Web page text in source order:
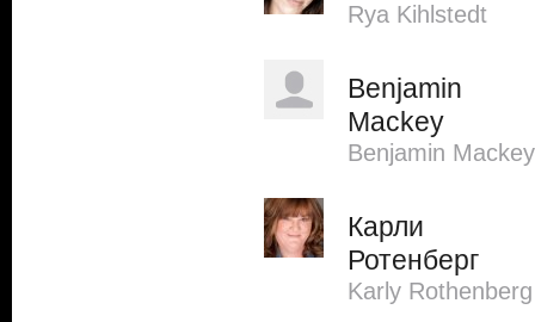
Rya Kihlstedt
Benjamin
Mackey
Benjamin Mackey
Карли
Ротенберг
Karly Rothenberg